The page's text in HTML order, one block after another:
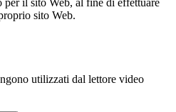
per il sito Web, al fine di effettuare
sito Web.
utilizzati dal lettore video